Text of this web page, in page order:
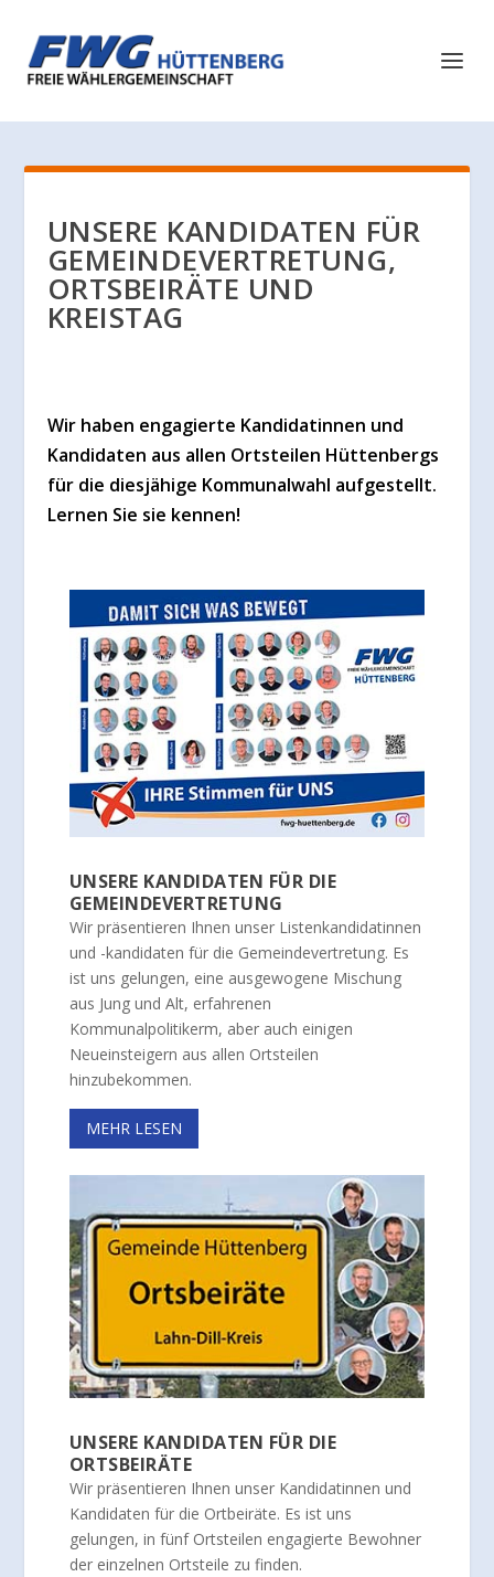
UNSERE KANDIDATEN FÜR
GEMEINDEVERTRETUNG,
ORTSBEIRÄTE UND
KREISTAG
Wir haben engagierte Kandidatinnen und
Kandidaten aus allen Ortsteilen Hüttenbergs
für die diesjähige Kommunalwahl aufgestellt.
Lernen Sie sie kennen!
UNSERE KANDIDATEN FÜR DIE
GEMEINDEVERTRETUNG
Wir präsentieren Ihnen unser Listenkandidatinnen
und -kandidaten für die Gemeindevertretung. Es
ist uns gelungen, eine ausgewogene Mischung
aus Jung und Alt, erfahrenen
Kommunalpolitikerm, aber auch einigen
Neueinsteigern aus allen Ortsteilen
hinzubekommen.
MEHR LESEN
UNSERE KANDIDATEN FÜR DIE
ORTSBEIRÄTE
Wir präsentieren Ihnen unser Kandidatinnen und
Kandidaten für die Ortbeiräte. Es ist uns
gelungen, in fünf Ortsteilen engagierte Bewohner
der einzelnen Ortsteile zu finden.